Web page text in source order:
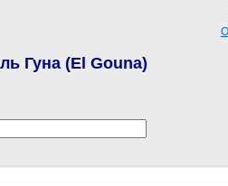
Гуна (El Gouna)